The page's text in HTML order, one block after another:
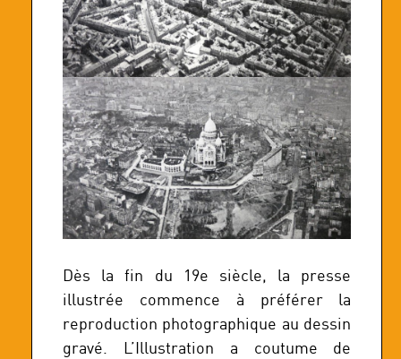
Dès la fin du 19e siècle, la presse
illustrée commence à préférer la
reproduction photographique au dessin
gravé. L’Illustration a coutume de